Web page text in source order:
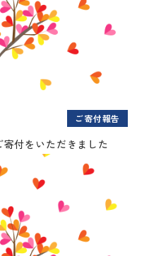
ご寄付報告
付をいただきました